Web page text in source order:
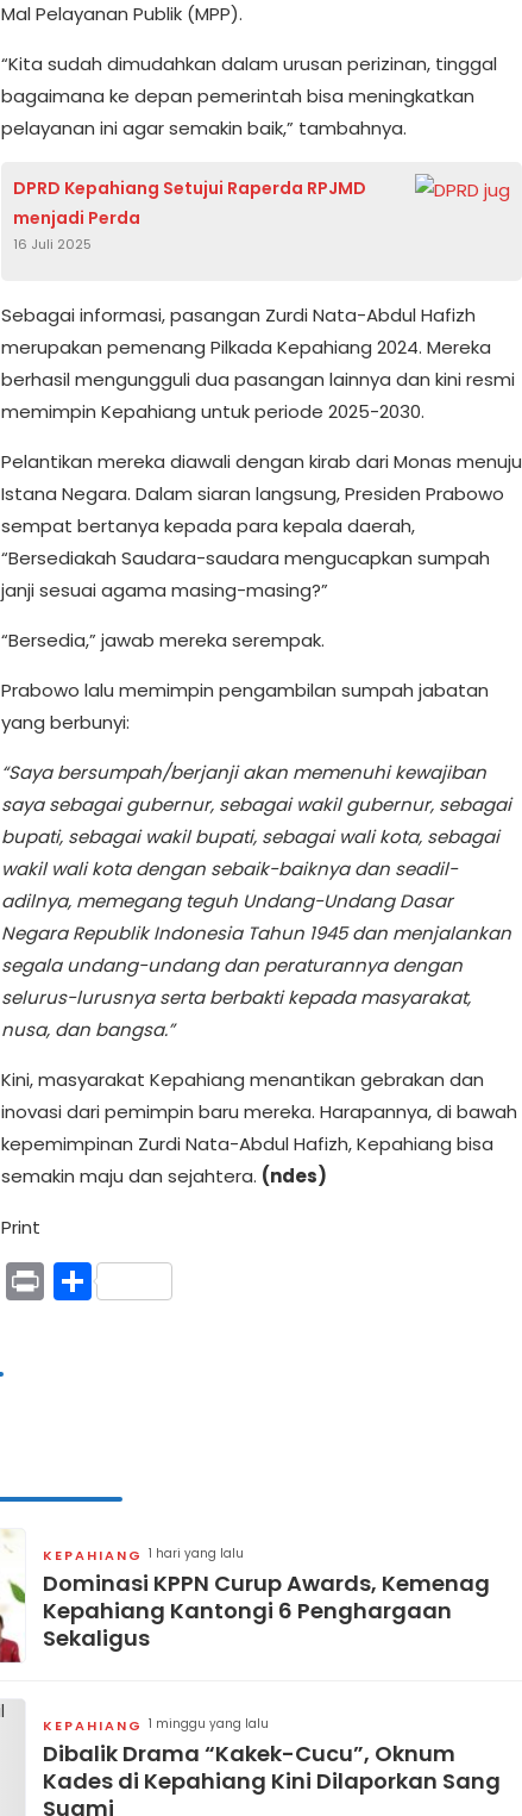
Mal Pelayanan Publik (MPP).
“Kita sudah dimudahkan dalam urusan perizinan, tinggal
bagaimana ke depan pemerintah bisa meningkatkan
pelayanan ini agar semakin baik,” tambahnya.
DPRD Kepahiang Setujui Raperda RPJMD
menjadi Perda
16 Juli 2025
Sebagai informasi, pasangan Zurdi Nata-Abdul Hafizh
merupakan pemenang Pilkada Kepahiang 2024. Mereka
berhasil mengungguli dua pasangan lainnya dan kini resmi
memimpin Kepahiang untuk periode 2025-2030.
Pelantikan mereka diawali dengan kirab dari Monas menuju
Istana Negara. Dalam siaran langsung, Presiden Prabowo
sempat bertanya kepada para kepala daerah,
“Bersediakah Saudara-saudara mengucapkan sumpah
janji sesuai agama masing-masing?”
“Bersedia,” jawab mereka serempak.
Prabowo lalu memimpin pengambilan sumpah jabatan
yang berbunyi:
“Saya bersumpah/berjanji akan memenuhi kewajiban
saya sebagai gubernur, sebagai wakil gubernur, sebagai
bupati, sebagai wakil bupati, sebagai wali kota, sebagai
wakil wali kota dengan sebaik-baiknya dan seadil-
adilnya, memegang teguh Undang-Undang Dasar
Negara Republik Indonesia Tahun 1945 dan menjalankan
segala undang-undang dan peraturannya dengan
selurus-lurusnya serta berbakti kepada masyarakat,
nusa, dan bangsa.”
Kini, masyarakat Kepahiang menantikan gebrakan dan
inovasi dari pemimpin baru mereka. Harapannya, di bawah
kepemimpinan Zurdi Nata-Abdul Hafizh, Kepahiang bisa
semakin maju dan sejahtera. (ndes)
Print
PrintShare
KEPAHIANG 1 hari yang lalu
Dominasi KPPN Curup Awards, Kemenag
Kepahiang Kantongi 6 Penghargaan
Sekaligus
KEPAHIANG 1 minggu yang lalu
Dibalik Drama “Kakek-Cucu”, Oknum
Kades di Kepahiang Kini Dilaporkan Sang
Suami